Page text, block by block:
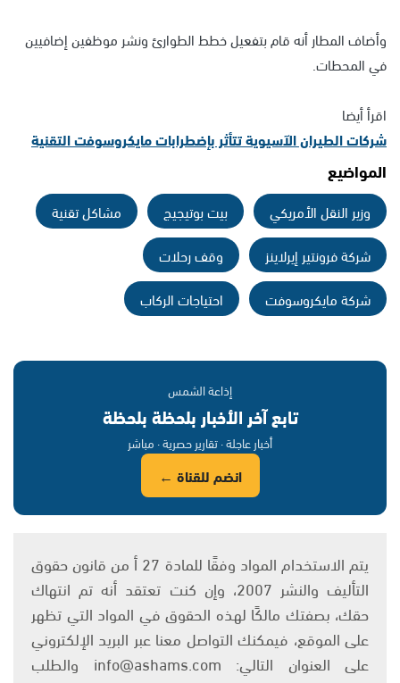
وأضاف المطار أنه قام بتفعيل خطط الطوارئ ونشر موظفين إضافيين
في المحطات.
اقرأ أيضا
شركات الطيران الآسيوية تتأثر بإضطرابات مايكروسوفت التقنية
المواضيع
وزير النقل الأمريكي بيت بوتيجيج
مشاكل تقنية
شركة فرونتير إيرلاينز
وقف رحلات
شركة مايكروسوفت
احتياجات الركاب
إذاعة الشمس
تابع آخر الأخبار بلحظة بلحظة
أخبار عاجلة · تقارير حصرية · مباشر
انضم للقناة ←
يتم الاستخدام المواد وفقًا للمادة 27 أ من قانون حقوق
التأليف والنشر 2007، وإن كنت تعتقد أنه تم انتهاك
حقك، بصفتك مالكًا لهذه الحقوق في المواد التي تظهر
على الموقع، فيمكنك التواصل معنا عبر البريد الإلكتروني
على العنوان التالي: info@ashams.com والطلب